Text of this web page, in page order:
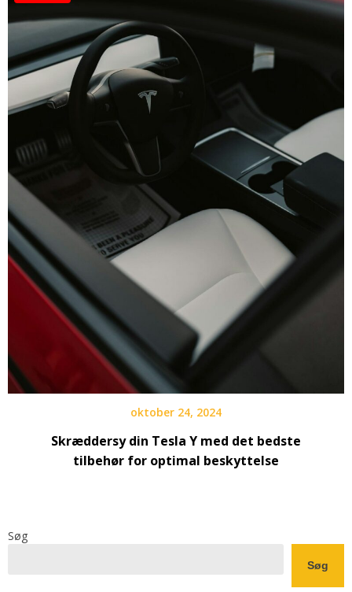
oktober 24, 2024
Skræddersy din Tesla Y med det bedste
tilbehør for optimal beskyttelse
Søg
Søg